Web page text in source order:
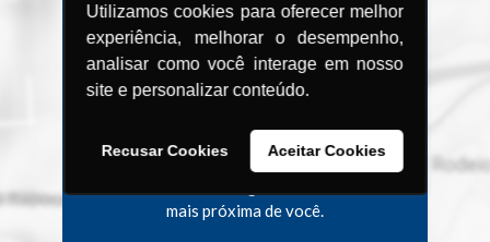
Utilizamos cookies para oferecer melhor
experiência, melhorar o desempenho,
analisar como você interage em nosso
site e personalizar conteúdo.
Recusar Cookies Aceitar Cookies
Procurando uma
Assistência
Técnica?
Encontre a Assistência Técnica
mais próxima de você.